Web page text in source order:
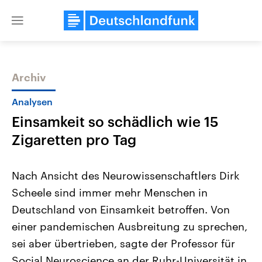
Close
Themen
Landtagswahl Sachsen-Anhalt
2026
Alle Informationen
Sachsen-Anhalt wählt am 6.
September 2026 einen neuen
Landtag. Seit 2021 wird das
Bundesland von einer Koalition aus
USA
Aktuelle Beiträge,
Hintergründe
Wirtschaftlich und
gehören die Vereinigten
den mächtigsten Ländern
mit großem Einfluss auf
Archiv
Analysen
Einsamkeit so schädlich wie 15
Zigaretten pro Tag
Nach Ansicht des Neurowissenschaftlers Dirk
Scheele sind immer mehr Menschen in
Deutschland von Einsamkeit betroffen. Von
einer pandemischen Ausbreitung zu sprechen,
sei aber übertrieben, sagte der Professor für